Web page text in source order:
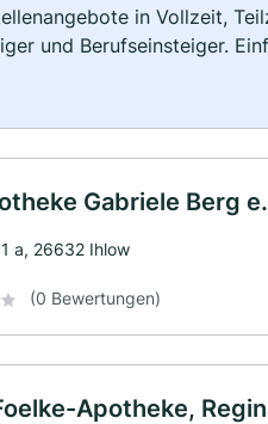
in Vollzeit,
und Berufseinsteiger.
Gabriele Berg
a, 26632 Ihlow
(0 Bewertungen)
Apotheke,